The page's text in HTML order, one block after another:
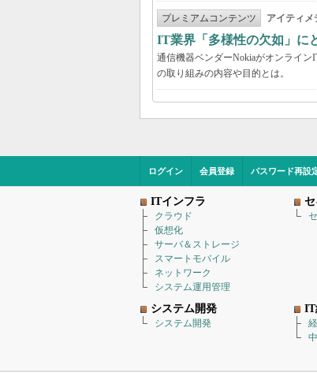
プレミアムコンテンツ アイティメ
IT業界「多様性の欠如」
通信機器ベンダーNokiaがオンライ
の取り組みの内容や目的とは。
ログイン 会員登録 パスワード再設
ITインフラ
クラウド
仮想化
サーバ＆ストレージ
スマートモバイル
ネットワーク
システム運用管理
システム開発
システム開発
IT